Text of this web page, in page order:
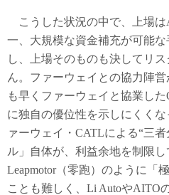
こうした状況の中で、上場は
一、大規模な資金補充が可能
し、上場そのものも決してリ
ん。ファーウェイとの協力陣
も早くファーウェイと協業し
に独自の優位性を示しにくく
ァーウェイ・CATLによる“三
ル」自体が、利益余地を制限
Leapmotor（零跑）のように「
ことも難しく、Li AutoやAITO